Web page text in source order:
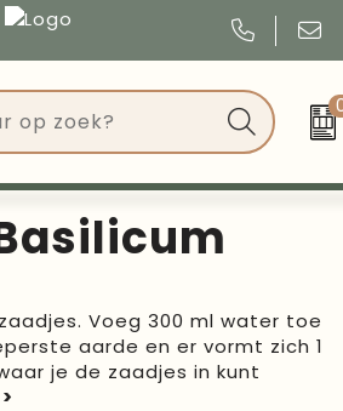
Voeg 300 ml water toe
aarde en er vormt zich 1
je de zaadjes in kunt